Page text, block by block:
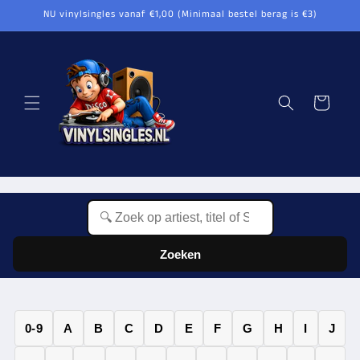
naar de
content
NU vinylsingles vanaf €1,00 (Minimaal bestel berag is €3)
Winkelwagen
Zoeken
0-9 A B C D E F G H I J